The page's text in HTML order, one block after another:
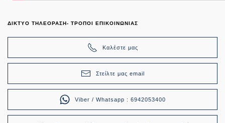
ΔΙΚΤΥΟ ΤΗΛΕΟΡΑΣΗ- ΤΡΟΠΟΙ ΕΠΙΚΟΙΝΩΝΙΑΣ
Καλέστε μας
Στείλτε μας email
Viber / Whatsapp : 6942053400